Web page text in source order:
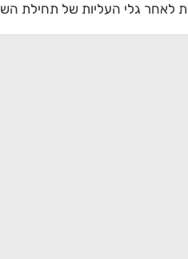
לאחר גלי העליות של תחילת